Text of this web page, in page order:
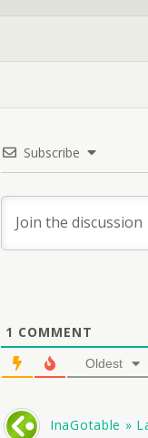
Subscribe
1 COMMENT
Oldest
InaGotable »